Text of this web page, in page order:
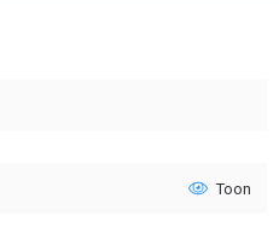
Toon